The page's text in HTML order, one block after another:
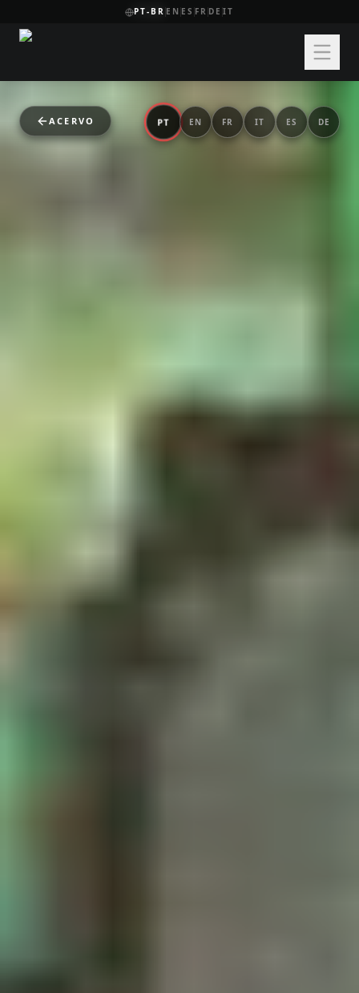
PT-BR EN ES FR DE IT
ACERVO PT EN FR IT ES DE